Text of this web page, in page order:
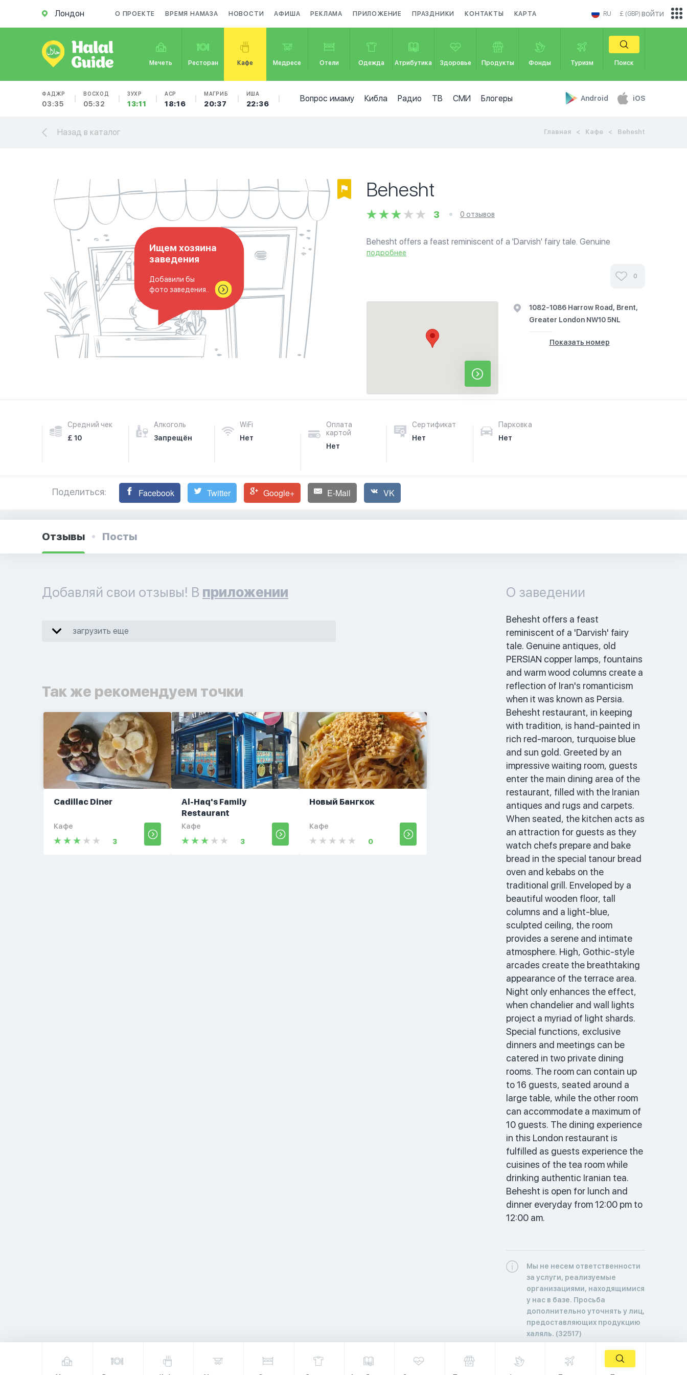
Лондон О ПРОЕКТЕ ВРЕМЯ НАМАЗА НОВОСТИ АФИША РЕКЛАМА ПРИЛОЖЕНИЕ ПРАЗДНИКИ КОНТАКТЫ КАРТА RU £ (GBP)
Мечеть Ресторан Кафе Медресе Отели Одежда Атрибутика Здоровье Продукты Фонды Туризм Поиск
ФАДЖР
03:35
ВОСХОД
05:32
ЗУХР
13:11
АСР
18:16
МАГРИБ
20:37
ИША
22:36
Вопрос имаму Кибла Радио ТВ СМИ Блогеры Android iOS
войти
Назад в каталог Главная Кафе Behesht
Ищем хозяина
заведения
Добавили бы
фото заведения..
Behesht
3 0 отзывов
Behesht offers a feast reminiscent of a 'Darvish' fairy tale. Genuine
antiques, old PERSIAN copper lamps, fountains and warm wood columns
подробнее
0
1082-1086 Harrow Road, Brent,
Greater London NW10 5NL
Показать номер
Средний чек
£ 10
Алкоголь
Запрещён
WiFi
Нет
Оплата
картой
Нет
Сертификат
Нет
Парковка
Нет
Поделиться: Facebook Twitter Google+ E-Mail VK
Отзывы Посты
Добавляй свои отзывы! В приложении
загрузить еще
Так же рекомендуем точки
Cadillac Diner
Кафе
3
Al-Haq's Family
Restaurant
Кафе
3
Новый Бангкок
Кафе
0
О заведении
Behesht offers a feast
reminiscent of a 'Darvish' fairy
tale. Genuine antiques, old
PERSIAN copper lamps, fountains
and warm wood columns create a
reflection of Iran's romanticism
when it was known as Persia.
Behesht restaurant, in keeping
with tradition, is hand-painted in
rich red-maroon, turquoise blue
and sun gold. Greeted by an
impressive waiting room, guests
enter the main dining area of the
restaurant, filled with the Iranian
antiques and rugs and carpets.
When seated, the kitchen acts as
an attraction for guests as they
watch chefs prepare and bake
bread in the special tanour bread
oven and kebabs on the
traditional grill. Enveloped by a
beautiful wooden floor, tall
columns and a light-blue,
sculpted ceiling, the room
provides a serene and intimate
atmosphere. High, Gothic-style
arcades create the breathtaking
appearance of the terrace area.
Night only enhances the effect,
when chandelier and wall lights
project a myriad of light shards.
Special functions, exclusive
dinners and meetings can be
catered in two private dining
rooms. The room can contain up
to 16 guests, seated around a
large table, while the other room
can accommodate a maximum of
10 guests. The dining experience
in this London restaurant is
fulfilled as guests experience the
cuisines of the tea room while
drinking authentic Iranian tea.
Behesht is open for lunch and
dinner everyday from 12:00 pm to
12:00 am.
Мы не несем ответственности
за услуги, реализуемые
организациями, находящимися
у нас в базе. Просьба
дополнительно уточнять у лиц,
предоставляющих продукцию
халяль. (32517)